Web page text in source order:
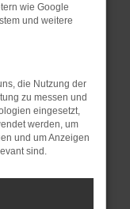
und dein
Stand
ein
dazu
nicht mehr
wie Google
und weitere
die Nutzung der
zu messen und
eingesetzt,
werden, um
und um Anzeigen
sind.